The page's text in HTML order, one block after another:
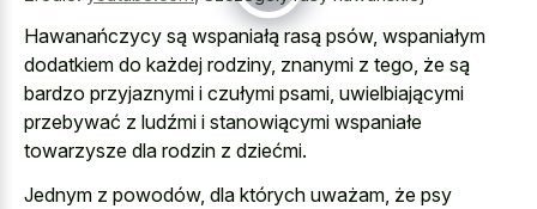
Hawanańczycy są wspaniałą rasą psów, wspaniałym
dodatkiem do każdej rodziny, znanymi z tego, że są
bardzo przyjaznymi i czułymi psami, uwielbiającymi
przebywać z ludźmi i stanowiącymi wspaniałe
towarzysze dla rodzin z dziećmi.
Jednym z powodów, dla których uważam, że psy